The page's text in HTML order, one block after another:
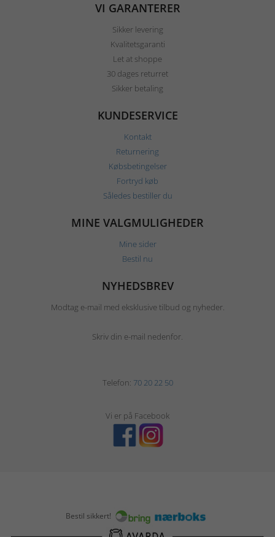
VI GARANTERER
Sikker levering
Kvalitetsgaranti
Let at shoppe
30 dages returret
Sikker betaling
KUNDESERVICE
Kontakt
Returnering
Købsbetingelser
Fortryd køb
Således bestiller du
MINE VALGMULIGHEDER
Mine sider
Bestil nu
NYHEDSBREV
Modtag e-mail med eksklusive tilbud og nyheder.
Skriv din e-mail nedenfor.
Telefon: 70 20 22 50
Vi er på Facebook
Bestil sikkert!